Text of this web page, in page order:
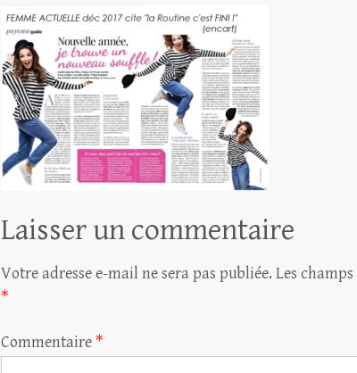
Laisser un commentaire
Votre adresse e-mail ne sera pas publiée. Les
*
Commentaire *